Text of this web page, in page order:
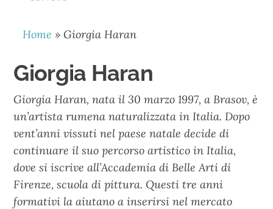
Home » Giorgia Haran
Giorgia Haran
Giorgia Haran, nata il 30 marzo 1997, a Brasov, è
un’artista rumena naturalizzata in Italia. Dopo
vent’anni vissuti nel paese natale decide di
continuare il suo percorso artistico in Italia,
dove si iscrive all’Accademia di Belle Arti di
Firenze, scuola di pittura. Questi tre anni
formativi la aiutano a inserirsi nel mercato